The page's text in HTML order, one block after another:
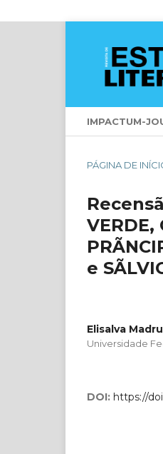
IMPACTUM-
PÁGINA DE
VERDE,
e
Elisalva
Universidade
DOI: https://